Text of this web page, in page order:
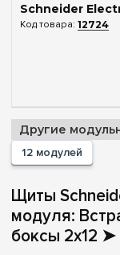
Electric MIP60212t
Schneider
12724
Другие
12 модулей
Щиты
модуля:
боксы 2х12 ➤